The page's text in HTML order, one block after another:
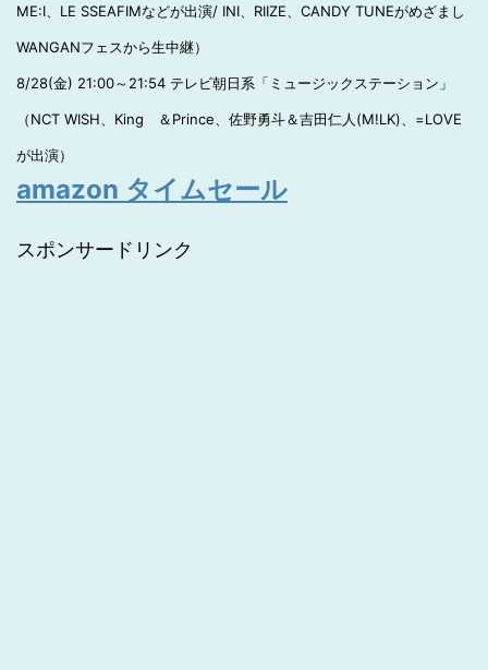
ME:I、LE SSEAFIMなどが出演/ INI、RIIZE、CANDY TUNEがめざまし
WANGANフェスから生中継）
8/28(金) 21:00～21:54 テレビ朝日系「ミュージックステーション」
（NCT WISH、King ＆Prince、佐野勇斗＆吉田仁人(M!LK)、=LOVE
が出演）
amazon タイムセール
スポンサードリンク